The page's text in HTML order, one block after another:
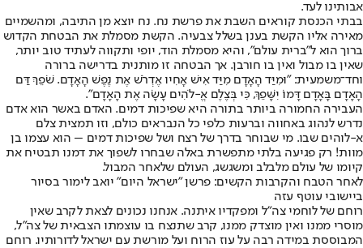
אבותינו לעד.
בבתי הכנסת קוראים השבת את פרשת נח. נח יוצא מן התיבה, ומהשמיים
מאירה אליו הקשת בענן בשלל צבעיה. הקשת מסמלת את הבטחת הקדוש
ברוך הוא ל"ברית עולם", והיא מסמלת הוד, יופי ותקווה לעתיד טוב יותר,
שאין בו מבול ואין בו חורבן. אך הבטחה זו מותנית בדרישה ברורה
וחד־משמעית: "וּמִיַּד הָאָדָם מִיַּד אִישׁ אָחִיו אֶדְרֹשׁ אֶת נֶפֶשׁ הָאָדָם. שֹׁפֵךְ דַּם
הָאָדָם בָּאָדָם דָּמוֹ יִשָּׁפֵךְ, כִּי בְּצֶלֶם אֱ-לֹהִים עָשָׂה אֶת הָאָדָם".
העבירה החמורה ביותר בתורה היא שפיכות דמים. האדם באשר הוא אדם
נדרש לנהוג באחווה וברעות כלפי כל הנבראים כולם, וזו תמצית צלם
א-לוהים שבו. מי שבוחר בדרך של רצח ושל שפיכות דמים – הוא עצמו בן
מוות! רק פגיעה בלתי מתפשרת באלה שבחרו לשפוך את דמנו תבטיח את
קיומו של עולם מלבלב ומשגשג, העולם שלאחר המבול.
לאחר הטבח והקרבות הקשים: פרשן "ישראל היום" יואב לימור בסיור
ביישובי עוטף עזה
רוחם של לוחמי צה"ל ומפקדיו איתנה. אנחנו נכונים לצאת לקרב שאין
מוסרי ממנו ואין מוצדק ממנו, קרב שתנצח בו עוצמתו הצבאית של צה"ל,
המבוססת במידה רבה על עוז הרוח ועל מורשת עם ישראל לדורותיו. רוחם